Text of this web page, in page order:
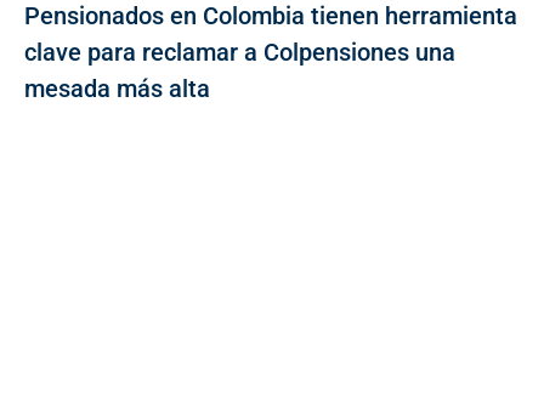
Pensionados en Colombia tienen herramienta
clave para reclamar a Colpensiones una
mesada más alta